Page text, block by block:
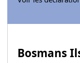
Bosmans